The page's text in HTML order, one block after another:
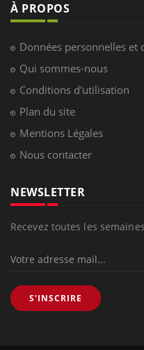
À PROPOS
Données personnelles et
Qui sommes-nous
Conditions d'utilisation
Plan du site
Mentions Légales
Nous contacter
NEWSLETTER
Recevez toutes les
S'INSCRIRE